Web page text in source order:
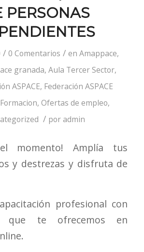
PERSONAS
/ 0 Comentarios / enAmappace,
granada, Aula Tercer Sector,
ASPACE, Federación ASPACE
Formacion,Ofertas de empleo,
/ poradmin
momento! Amplía tus
y destrezas y disfruta de
profesional con
que te ofrecemos en